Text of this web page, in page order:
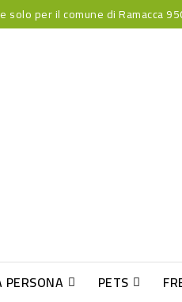
per il comune di Ramacca
PERSONA PETS